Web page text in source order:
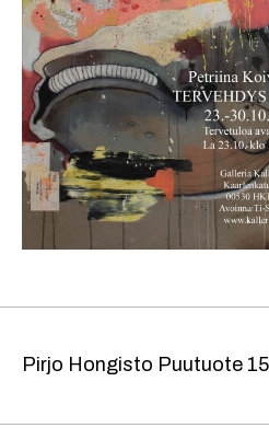
Pirjo Hongisto Puutuote